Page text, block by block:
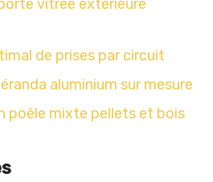
vitrée extérieure
de prises par circuit
aluminium sur mesure
poêle mixte pellets et bois